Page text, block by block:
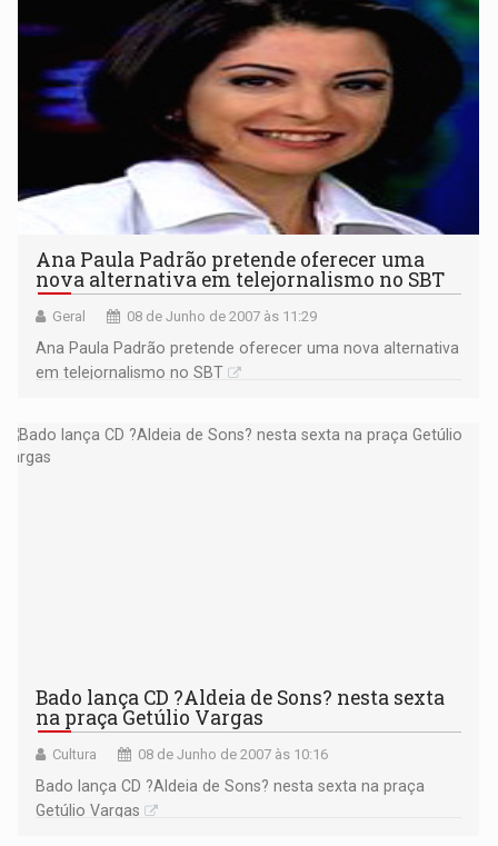
Ana Paula Padrão pretende oferecer uma
nova alternativa em telejornalismo no SBT
Geral 08 de Junho de 2007 às 11:29
Ana Paula Padrão pretende oferecer uma nova alternativa
em telejornalismo no SBT
Bado lança CD ?Aldeia de Sons? nesta sexta
na praça Getúlio Vargas
Cultura 08 de Junho de 2007 às 10:16
Bado lança CD ?Aldeia de Sons? nesta sexta na praça
Getúlio Vargas